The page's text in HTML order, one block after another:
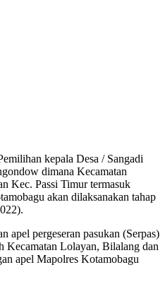
kepala Desa / Sangadi
dimana Kecamatan
Kec. Passi Timur termasuk
akan dilaksanakan tahap
apel pergeseran pasukan (Serpas)
Kecamatan Lolayan, Bilalang dan
apel Mapolres Kotamobagu